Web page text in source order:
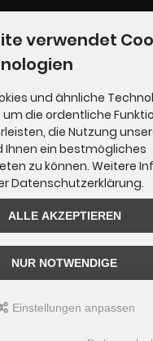
verwendet
und ähnliche
die ordentliche
die Nutzung
Ihnen ein bestmögliches
zu können. Weitere
Datenschutzerklärung.
ALLE AKZEPTIEREN
NUR NOTWENDIGE
Einstellungen anpassen